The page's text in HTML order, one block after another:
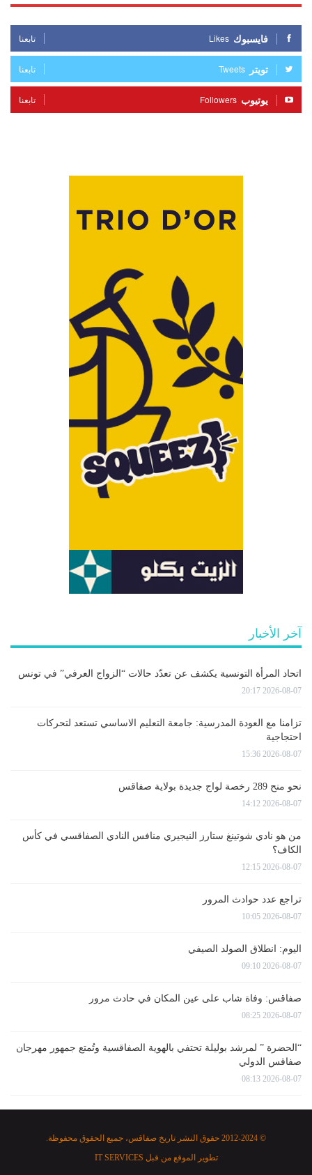
فايسبوك Likes تابعنا
تويتر Tweets تابعنا
يوتيوب Followers تابعنا
آخر الأخبار
اتحاد المرأة التونسية يكشف عن تعدّد حالات “الزواج العرفي” في تونس
2026-08-07 20:17
تزامنا مع العودة المدرسية: جامعة التعليم الاساسي تستعد لتحركات
احتجاجية
2026-08-07 15:36
نحو منح 289 رخصة لواج جديدة بولاية صفاقس
2026-08-07 14:12
من هو نادي شوتينغ ستارز النيجيري منافس النادي الصفاقسي في كأس
الكاف؟
2026-08-07 12:15
تراجع عدد حوادث المرور
2026-08-07 10:05
اليوم: انطلاق الصولد الصيفي
2026-08-07 09:10
صفاقس: وفاة شاب على عين المكان في حادث مرور
2026-08-07 08:25
“الحضرة ” لمرشد بوليلة تحتفي بالهوية الصفاقسية وتُمتع جمهور مهرجان
صفاقس الدولي
2026-08-07 08:13
© 2012-2024 حقوق النشر تاريخ صفاقس، جميع الحقوق محفوظة.
تطوير الموقع من قبل IT SERVICES